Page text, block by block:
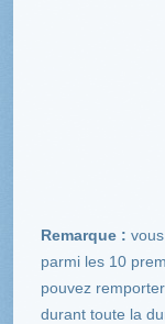
Remarque :
parmi les 10
pouvez
durant toute la